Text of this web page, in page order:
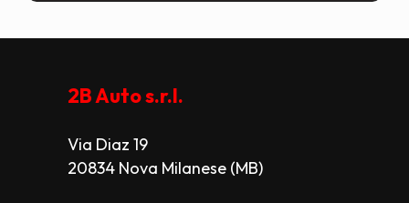
2B Auto s.r.l.
Via Diaz 19
20834 Nova Milanese (MB)